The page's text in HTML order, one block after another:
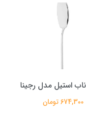
استیل مدل رجینا
674,300 تومان